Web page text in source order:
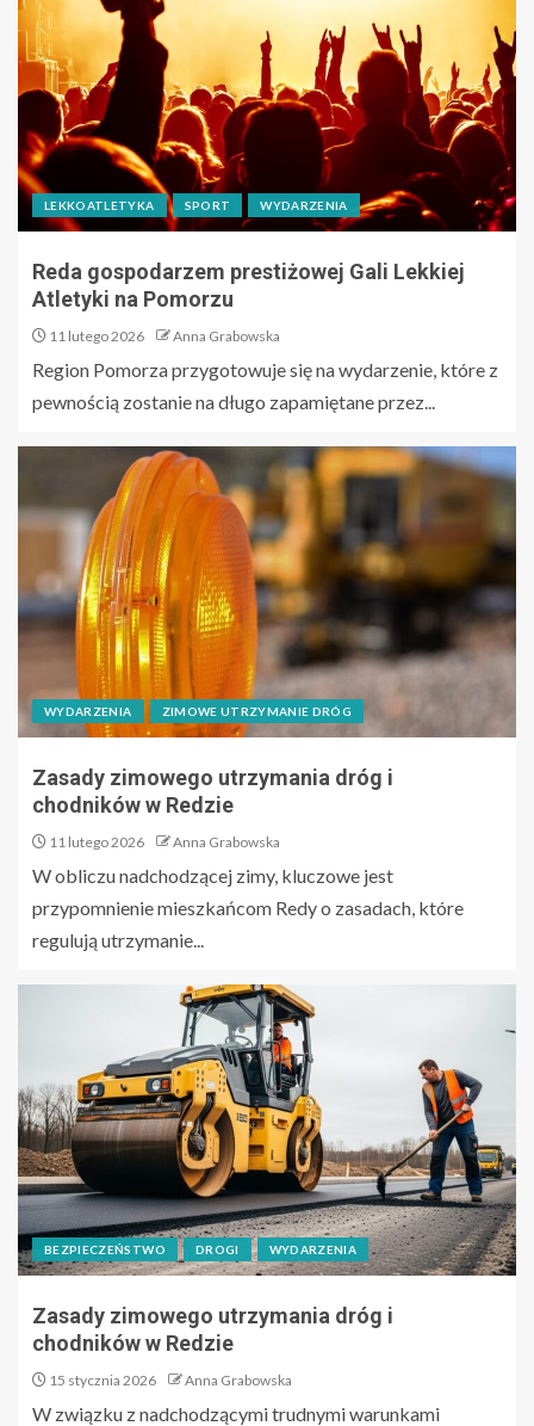
LEKKOATLETYKA SPORT WYDARZENIA
Reda gospodarzem prestiżowej Gali Lekkiej
Atletyki na Pomorzu
11 lutego 2026 Anna Grabowska
Region Pomorza przygotowuje się na wydarzenie, które z
pewnością zostanie na długo zapamiętane przez...
WYDARZENIA ZIMOWE UTRZYMANIE DRÓG
Zasady zimowego utrzymania dróg i
chodników w Redzie
11 lutego 2026 Anna Grabowska
W obliczu nadchodzącej zimy, kluczowe jest
przypomnienie mieszkańcom Redy o zasadach, które
regulują utrzymanie...
BEZPIECZEŃSTWO DROGI WYDARZENIA
Zasady zimowego utrzymania dróg i
chodników w Redzie
15 stycznia 2026 Anna Grabowska
W związku z nadchodzącymi trudnymi warunkami